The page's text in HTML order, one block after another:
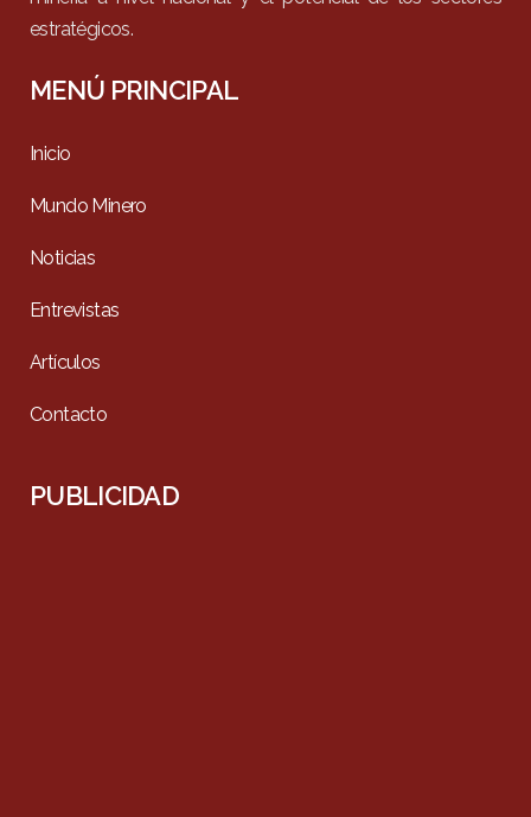
estratégicos.
MENÚ PRINCIPAL
Inicio
Mundo Minero
Noticias
Entrevistas
Artículos
Contacto
PUBLICIDAD